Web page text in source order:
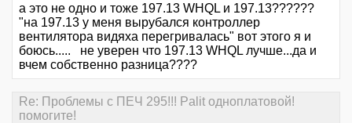
а это не одно и тоже 197.13 WHQL и 197.13??????
"на 197.13 у меня вырубался контроллер
вентилятора видяха перегривалась" вот этого я и
боюсь..... не уверен что 197.13 WHQL лучше...да и
вчем собственно разница????
Re: Проблемы с ПЕЧ 295!!! Palit одноплатовой!
помогите!